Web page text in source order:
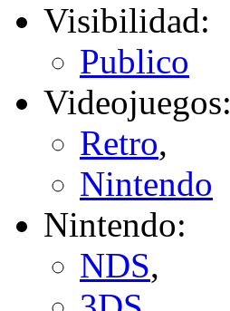
Visibilidad:
Publico
Videojuegos:
Retro,
Nintendo
Nintendo:
NDS,